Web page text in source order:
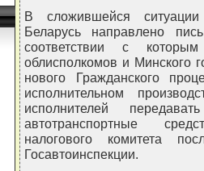
В сложившейся ситуации
Беларусь направлено
соответствии с
облисполкомов и Минского
нового Гражданского
исполнительном
исполнителей
автотранспортные
налогового комитета
Госавтоинспекции.